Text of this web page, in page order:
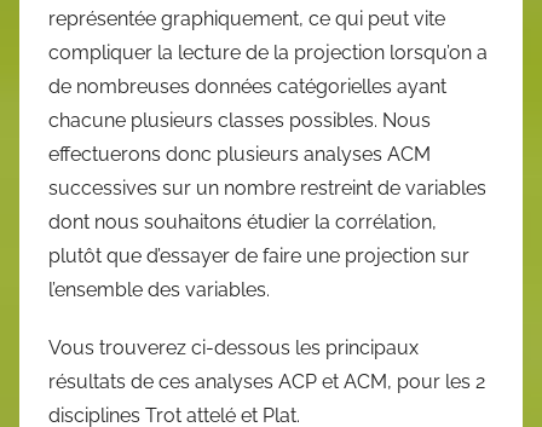
représentée graphiquement, ce qui peut vite
compliquer la lecture de la projection lorsqu’on a
de nombreuses données catégorielles ayant
chacune plusieurs classes possibles. Nous
effectuerons donc plusieurs analyses ACM
successives sur un nombre restreint de variables
dont nous souhaitons étudier la corrélation,
plutôt que d’essayer de faire une projection sur
l’ensemble des variables.
Vous trouverez ci-dessous les principaux
résultats de ces analyses ACP et ACM, pour les 2
disciplines Trot attelé et Plat.